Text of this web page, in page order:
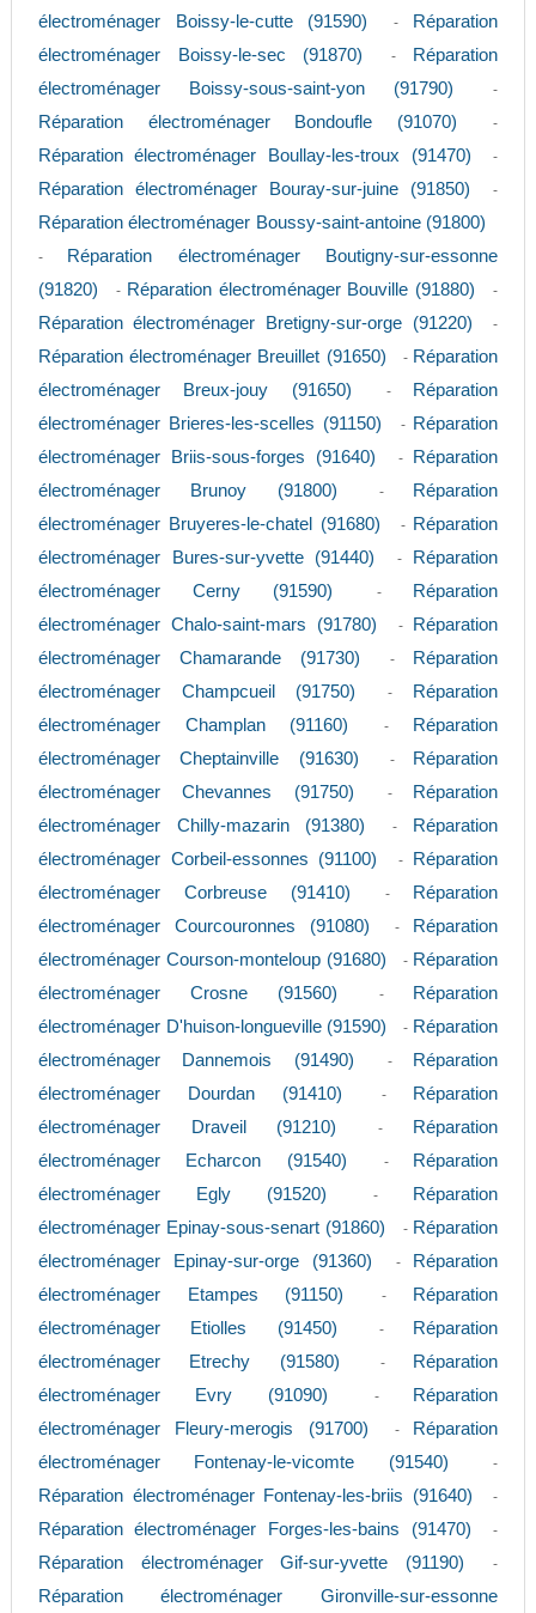
électroménager Boissy-le-cutte (91590)
-
Réparation
électroménager Boissy-le-sec (91870)
-
Réparation
électroménager Boissy-sous-saint-yon (91790)
-
Réparation électroménager Bondoufle (91070) -
Réparation électroménager Boullay-les-troux (91470) -
Réparation électroménager Bouray-sur-juine (91850) -
Réparation électroménager Boussy-saint-antoine (91800)
-
Réparation électroménager Boutigny-sur-essonne
(91820)
- Réparation électroménager Bouville (91880) -
Réparation électroménager Bretigny-sur-orge (91220) -
Réparation électroménager Breuillet (91650) - Réparation
électroménager Breux-jouy (91650)
-
Réparation
électroménager Brieres-les-scelles (91150)
- Réparation
électroménager Briis-sous-forges (91640)
-
Réparation
électroménager Brunoy (91800)
-
Réparation
électroménager Bruyeres-le-chatel (91680)
- Réparation
électroménager Bures-sur-yvette (91440)
-
Réparation
électroménager Cerny (91590)
-
Réparation
électroménager Chalo-saint-mars (91780)
-
Réparation
électroménager Chamarande (91730)
-
Réparation
électroménager Champcueil (91750)
-
Réparation
électroménager Champlan (91160)
-
Réparation
électroménager Cheptainville (91630)
-
Réparation
électroménager Chevannes (91750)
-
Réparation
électroménager Chilly-mazarin (91380)
-
Réparation
électroménager Corbeil-essonnes (91100)
-
Réparation
électroménager Corbreuse (91410)
-
Réparation
électroménager Courcouronnes (91080)
-
Réparation
électroménager Courson-monteloup (91680)
- Réparation
électroménager Crosne (91560)
-
Réparation
électroménager D'huison-longueville (91590)
- Réparation
électroménager Dannemois (91490)
-
Réparation
électroménager Dourdan (91410)
-
Réparation
électroménager Draveil (91210)
-
Réparation
électroménager Echarcon (91540)
-
Réparation
électroménager Egly (91520)
-
Réparation
électroménager Epinay-sous-senart (91860)
- Réparation
électroménager Epinay-sur-orge (91360)
-
Réparation
électroménager Etampes (91150)
-
Réparation
électroménager Etiolles (91450)
-
Réparation
électroménager Etrechy (91580)
-
Réparation
électroménager Evry (91090)
-
Réparation
électroménager Fleury-merogis (91700)
-
Réparation
électroménager Fontenay-le-vicomte (91540)
-
Réparation électroménager Fontenay-les-briis (91640) -
Réparation électroménager Forges-les-bains (91470) -
Réparation électroménager Gif-sur-yvette (91190) -
Réparation électroménager Gironville-sur-essonne